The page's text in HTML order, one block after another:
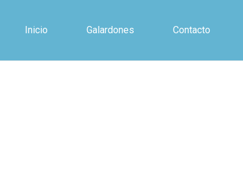
Inicio Galardones Contacto